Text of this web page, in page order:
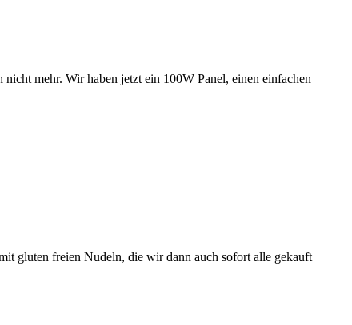
mehr. Wir haben jetzt ein 100W Panel, einen einfachen
gluten freien Nudeln, die wir dann auch sofort alle gekauft